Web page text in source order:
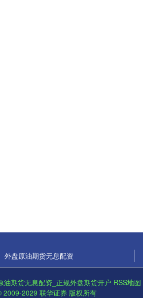
外盘原油期货无息配资
油期货无息配资_正规外盘期货开户 RSS地图
2009-2029 联华证券 版权所有